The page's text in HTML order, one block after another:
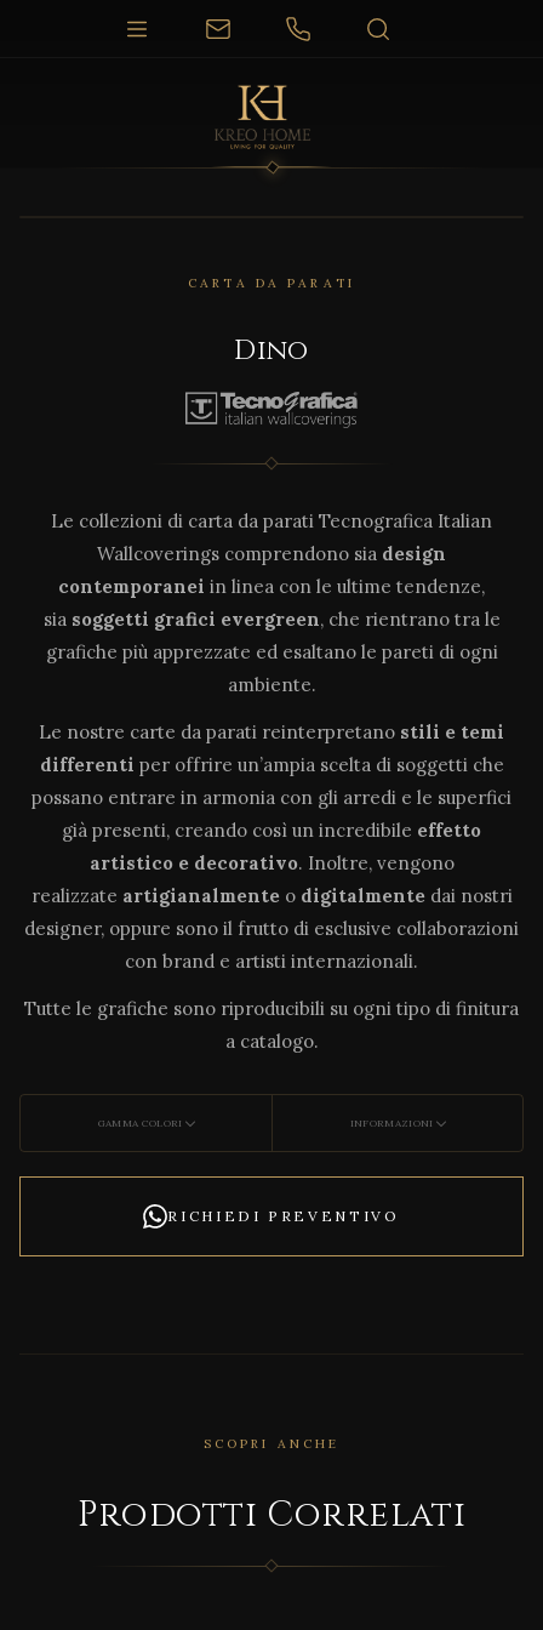
CARTA DA PARATI
Dino
Le collezioni di carta da parati Tecnografica Italian
Wallcoverings comprendono sia design
contemporanei in linea con le ultime tendenze,
sia soggetti grafici evergreen, che rientrano tra le
grafiche più apprezzate ed esaltano le pareti di ogni
ambiente.
Le nostre carte da parati reinterpretano stili e temi
differenti per offrire un’ampia scelta di soggetti che
possano entrare in armonia con gli arredi e le superfici
già presenti, creando così un incredibile effetto
artistico e decorativo. Inoltre, vengono
realizzate artigianalmenteo digitalmentedai nostri
designer, oppure sono il frutto di esclusive collaborazioni
con brand e artisti internazionali.
Tutte le grafiche sono riproducibili su ogni tipo di finitura
a catalogo.
GAMMA COLORI INFORMAZIONI
RICHIEDI PREVENTIVO
SCOPRI ANCHE
Prodotti Correlati
Mine